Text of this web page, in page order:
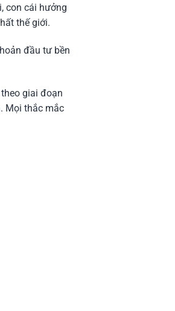
con cái hưởng
thế giới.
đầu tư bền
giai đoạn
Mọi thắc mắc